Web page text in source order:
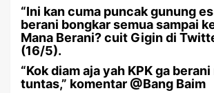
“Ini kan cuma puncak gunung
berani bongkar semua sampai
Mana Berani? cuit Gigin di
(16/5).
“Kok diam aja yah KPK ga
tuntas,” komentar @Bang Baim